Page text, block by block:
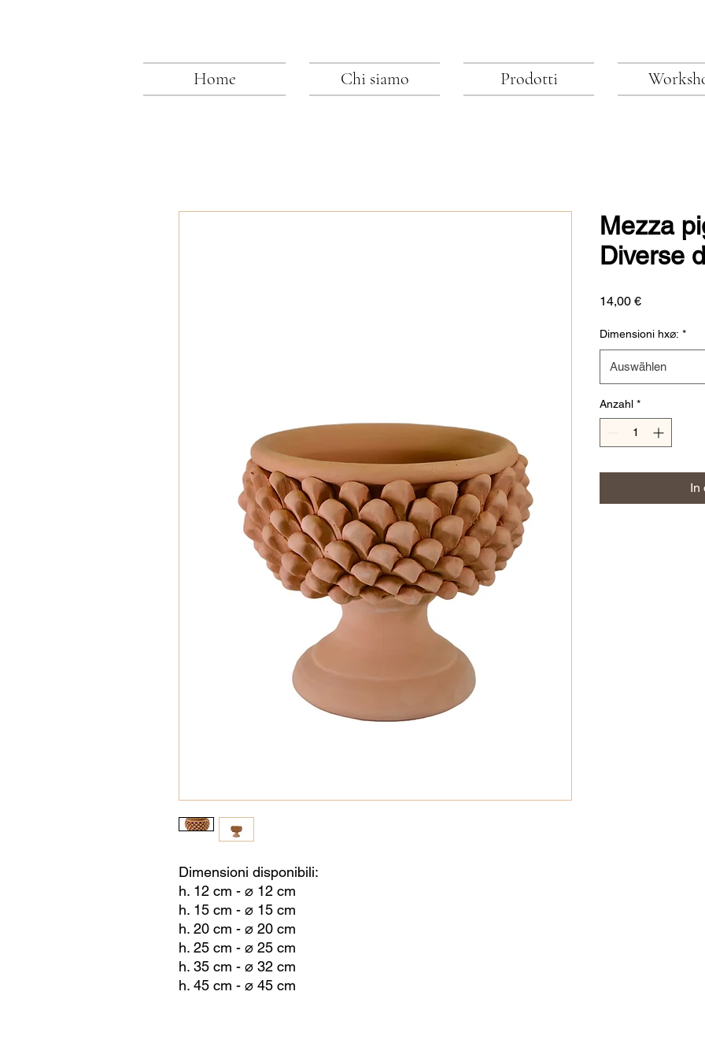
Home Chi siamo Prodotti
Dimensioni disponibili:
h. 12 cm - ⌀ 12 cm
h. 15 cm - ⌀ 15 cm
h. 20 cm - ⌀ 20 cm
h. 25 cm - ⌀ 25 cm
h. 35 cm - ⌀ 32 cm
h. 45 cm - ⌀ 45 cm
Mezza
Diverse
14,00 €Preis
Dimensioni hx⌀: *
Auswählen
Anzahl *
In